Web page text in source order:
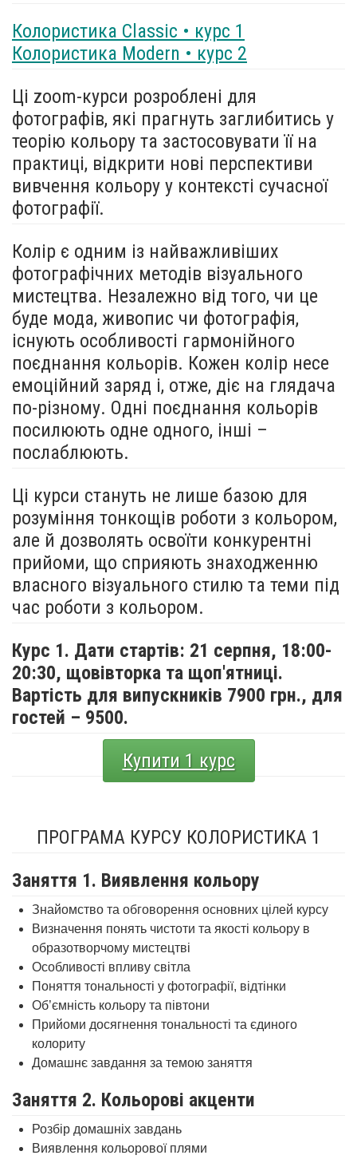
Колористика Classic • курс 1
Колористика Modern • курс 2
Ці zoom-курси розроблені для
фотографів, які прагнуть заглибитись у
теорію кольору та застосовувати її на
практиці, відкрити нові перспективи
вивчення кольору у контексті сучасної
фотографії.
Колір є одним із найважливіших
фотографічних методів візуального
мистецтва. Незалежно від того, чи це
буде мода, живопис чи фотографія,
існують особливості гармонійного
поєднання кольорів. Кожен колір несе
емоційний заряд і, отже, діє на глядача
по-різному. Одні поєднання кольорів
посилюють одне одного, інші –
послаблюють.
Ці курси стануть не лише базою для
розуміння тонкощів роботи з кольором,
але й дозволять освоїти конкурентні
прийоми, що сприяють знаходженню
власного візуального стилю та теми під
час роботи з кольором.
Курс 1. Дати стартів: 21 серпня, 18:00-
20:30, щовівторка та щоп'ятниці.
Вартість для випускників 7900 грн., для
гостей – 9500.
Купити 1 курс
ПРОГРАМА КУРСУ КОЛОРИСТИКА 1
Заняття 1. Виявлення кольору
Знайомство та обговорення основних цілей курсу
Визначення понять чистоти та якості кольору в
образотворчому мистецтві
Особливості впливу світла
Поняття тональності у фотографії, відтінки
Об’ємність кольору та півтони
Прийоми досягнення тональності та єдиного
колориту
Домашнє завдання за темою заняття
Заняття 2. Кольорові акценти
Розбір домашніх завдань
Виявлення кольорової плями